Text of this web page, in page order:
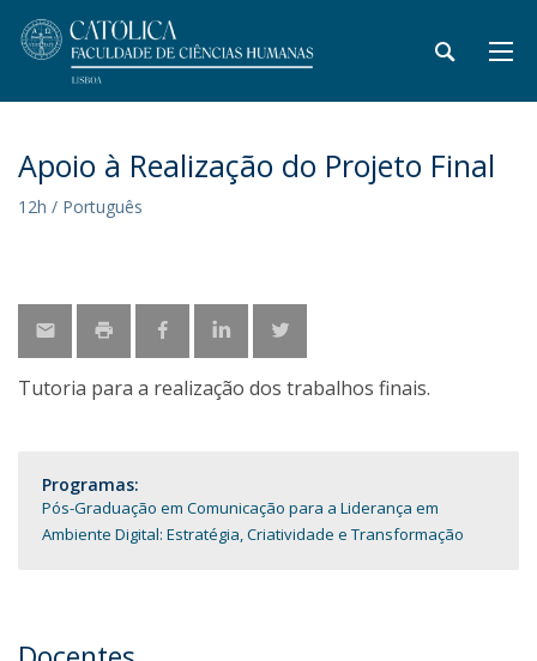
Apoio à Realização do Projeto Final
12h / Português
Tutoria para a realização dos trabalhos finais.
Programas:
Pós-Graduação em Comunicação para a Liderança em
Ambiente Digital: Estratégia, Criatividade e Transformação